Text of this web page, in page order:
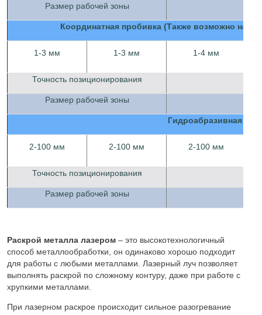
Размер рабочей зоны
Координатная пробивка (Также возможно
1-3 мм 1-3 мм 1-4 мм
Точность позиционирования
Размер рабочей зоны
Гидроабразивная
2-100 мм 2-100 мм 2-100 мм
Точность позиционирования
Размер рабочей зоны
Раскрой металла лазером – это высокотехнологичный
способ металлообработки, он одинаково хорошо подходит
для работы с любыми металлами. Лазерный луч позволяет
выполнять раскрой по сложному контуру, даже при работе с
хрупкими металлами.
При лазерном раскрое происходит сильное разогревание